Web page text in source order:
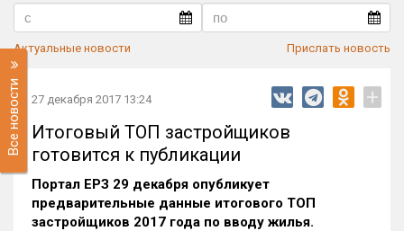
Актуальные новости Прислать новость
Все новости 27 декабря 2017 13:24 +
Итоговый ТОП застройщиков
готовится к публикации
Портал ЕРЗ 29 декабря опубликует
предварительные данные итогового ТОП
застройщиков 2017 года по вводу жилья.